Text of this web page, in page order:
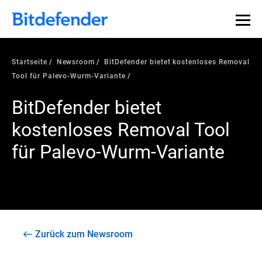
Startseite Newsroom
BitDefender bietet kostenloses Removal
Tool für Palevo-Wurm-Variante
BitDefender bietet
kostenloses Removal Tool
für Palevo-Wurm-Variante
Zurück zum Newsroom